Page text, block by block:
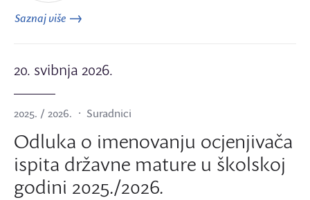
Saznaj više
20. svibnja 2026.
2025. / 2026. Suradnici
Odluka o imenovanju ocjenjivača
ispita državne mature u školskoj
godini 2025./2026.